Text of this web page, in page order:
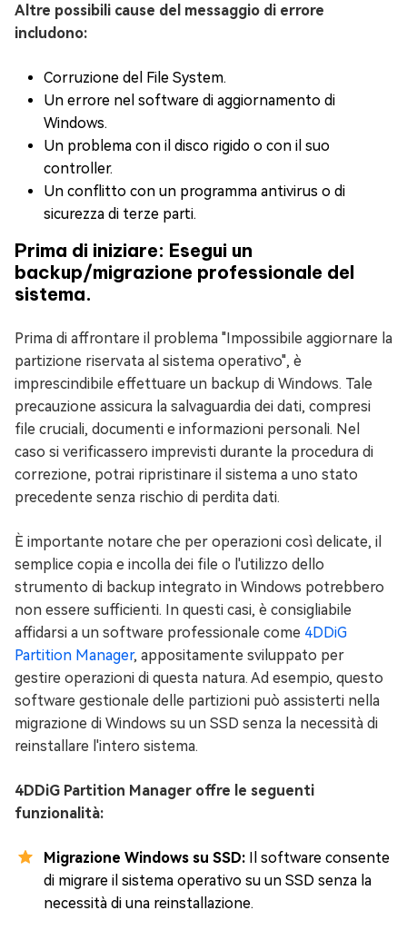
Altre possibili cause del messaggio di errore
includono:
Corruzione del File System.
Un errore nel software di aggiornamento di
Windows.
Un problema con il disco rigido o con il suo
controller.
Un conflitto con un programma antivirus o di
sicurezza di terze parti.
Prima di iniziare: Esegui un
backup/migrazione professionale del
sistema.
Prima di affrontare il problema "Impossibile aggiornare la
partizione riservata al sistema operativo", è
imprescindibile effettuare un backup di Windows. Tale
precauzione assicura la salvaguardia dei dati, compresi
file cruciali, documenti e informazioni personali. Nel
caso si verificassero imprevisti durante la procedura di
correzione, potrai ripristinare il sistema a uno stato
precedente senza rischio di perdita dati.
È importante notare che per operazioni così delicate, il
semplice copia e incolla dei file o l'utilizzo dello
strumento di backup integrato in Windows potrebbero
non essere sufficienti. In questi casi, è consigliabile
affidarsi a un software professionale come 4DDiG
Partition Manager, appositamente sviluppato per
gestire operazioni di questa natura. Ad esempio, questo
software gestionale delle partizioni può assisterti nella
migrazione di Windows su un SSD senza la necessità di
reinstallare l'intero sistema.
4DDiG Partition Manager offre le seguenti
funzionalità:
Migrazione Windows su SSD: Il software consente
di migrare il sistema operativo su un SSD senza la
necessità di una reinstallazione.